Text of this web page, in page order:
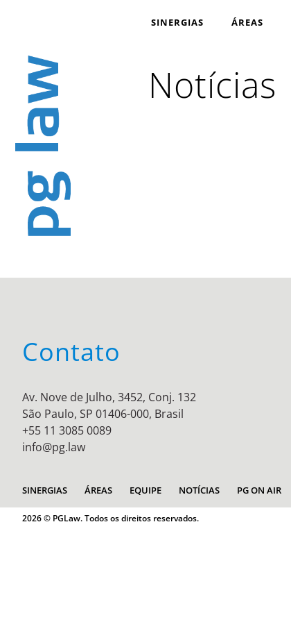
SINERGIAS ÁREAS
Notícias
Contato
Av. Nove de Julho, 3452, Conj. 132
São Paulo, SP 01406-000, Brasil
+55 11 3085 0089
info@pg.law
SINERGIAS ÁREAS EQUIPE NOTÍCIAS PG ON AIR
2026 © PGLaw. Todos os direitos reservados.